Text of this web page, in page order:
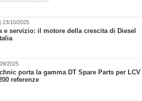
| 23/10/2025
e servizio: il motore della crescita di Diesel
2025
porta la gamma DT Spare Parts per LCV
referenze